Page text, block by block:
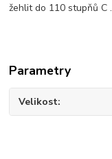
žehlit do 110 stupňů C .
Parametry
Velikost